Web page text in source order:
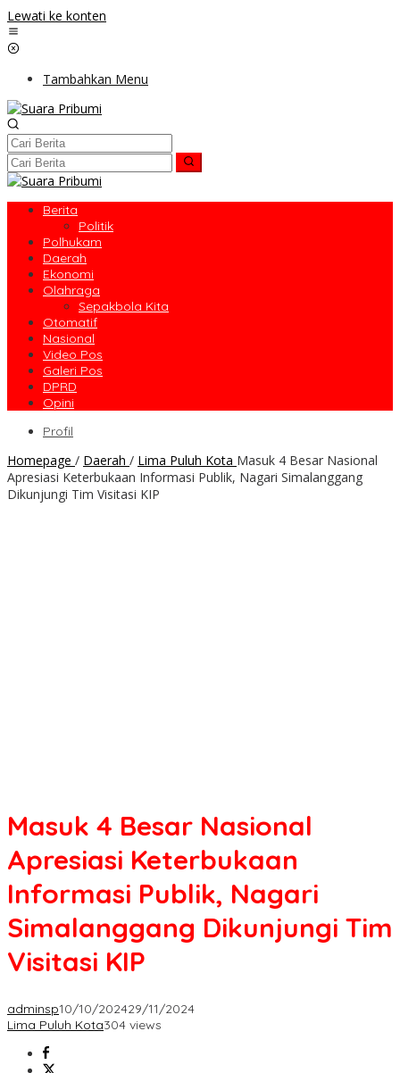
Lewati ke konten
Tambahkan Menu
Berita
Politik
Polhukam
Daerah
Ekonomi
Olahraga
Sepakbola Kita
Otomatif
Nasional
Video Pos
Galeri Pos
DPRD
Opini
Profil
Homepage / Daerah / Lima Puluh Kota Masuk 4 Besar Nasional
Apresiasi Keterbukaan Informasi Publik, Nagari Simalanggang
Dikunjungi Tim Visitasi KIP
Masuk 4 Besar Nasional
Apresiasi Keterbukaan
Informasi Publik, Nagari
Simalanggang Dikunjungi Tim
Visitasi KIP
adminsp10/10/202429/11/2024
Lima Puluh Kota304 views